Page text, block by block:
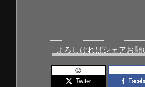
よろしければシェアお願
Twitter
 !